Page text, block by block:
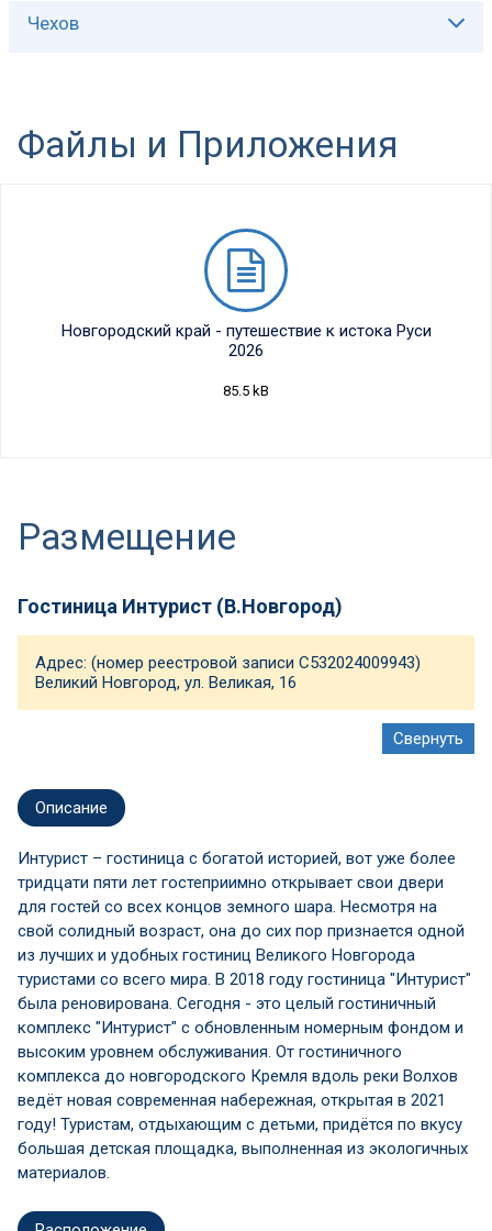
Чехов
Файлы и Приложения
Новгородский край - путешествие к истока Руси
2026
85.5 kB
Размещение
Гостиница Интурист (В.Новгород)
Адрес: (номер реестровой записи С532024009943)
Великий Новгород, ул. Великая, 16
Описание
Интурист – гостиница с богатой историей, вот уже более
тридцати пяти лет гостеприимно открывает свои двери
для гостей со всех концов земного шара. Несмотря на
свой солидный возраст, она до сих пор признается одной
из лучших и удобных гостиниц Великого Новгорода
туристами со всего мира. В 2018 году гостиница "Интурист"
была реновирована. Сегодня - это целый гостиничный
комплекс "Интурист" с обновленным номерным фондом и
высоким уровнем обслуживания. От гостиничного
комплекса до новгородского Кремля вдоль реки Волхов
ведёт новая современная набережная, открытая в 2021
году! Туристам, отдыхающим с детьми, придётся по вкусу
большая детская площадка, выполненная из экологичных
материалов.